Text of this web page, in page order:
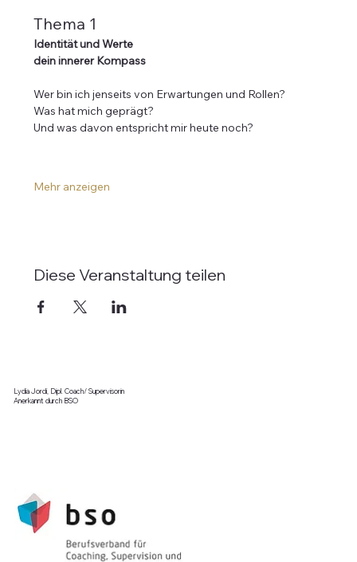
Thema 1
Identität und Werte
dein innerer Kompass
Wer bin ich jenseits von Erwartungen und Rollen?
Was hat mich geprägt?
Und was davon entspricht mir heute noch?
Mehr anzeigen
Diese Veranstaltung teilen
Lydia Jordi, Dipl. Coach/ Supervisorin
Anerkannt durch BSO